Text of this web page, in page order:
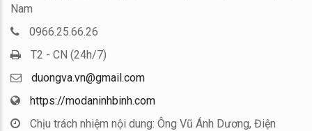
Nam
0966.25.66.26
T2 - CN (24h/7)
duongva.vn@gmail.com
https://modaninhbinh.com
Chịu trách nhiệm nội dung: Ông Vũ Ánh Dương, Điện